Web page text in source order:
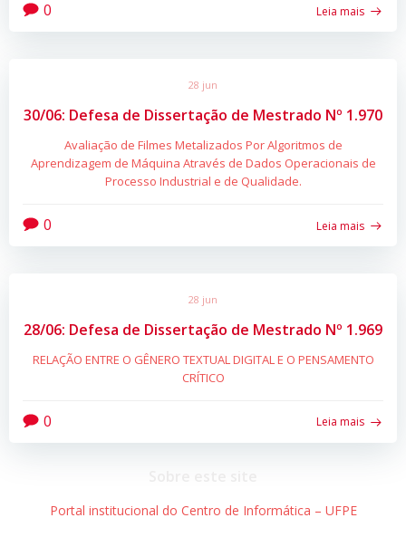
0 Leia mais
28 jun
30/06: Defesa de Dissertação de Mestrado Nº 1.970
Avaliação de Filmes Metalizados Por Algoritmos de
Aprendizagem de Máquina Através de Dados Operacionais de
Processo Industrial e de Qualidade.
0 Leia mais
28 jun
28/06: Defesa de Dissertação de Mestrado Nº 1.969
RELAÇÃO ENTRE O GÊNERO TEXTUAL DIGITAL E O PENSAMENTO
CRÍTICO
0 Leia mais
Portal institucional do Centro de Informática – UFPE